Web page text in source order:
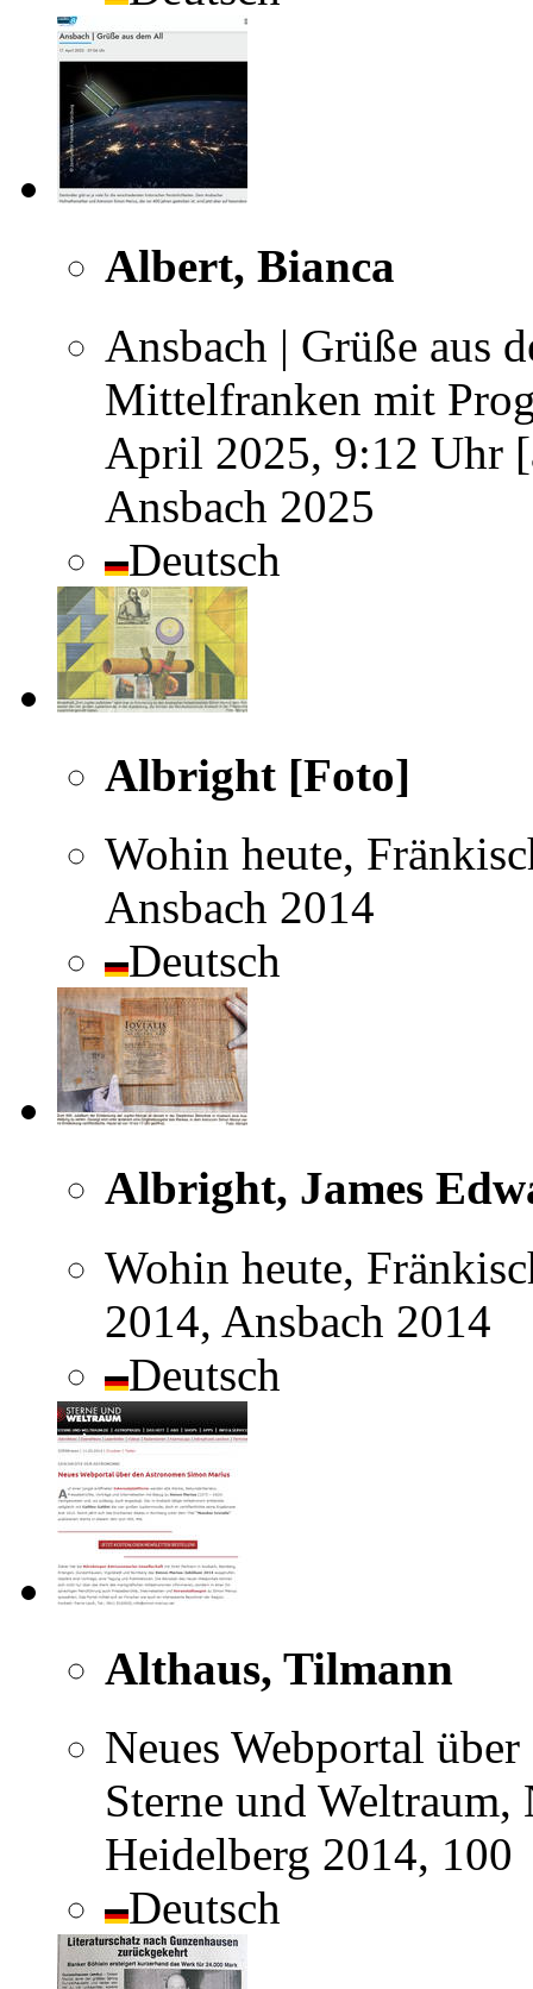
Albert, Bianca
Ansbach | Grüße aus
Mittelfranken mit
April 2025, 9:12 Uhr
Ansbach 2025
Deutsch
Albright [Foto]
Wohin heute,
Ansbach 2014
Deutsch
Albright, James
Wohin heute,
2014, Ansbach 2014
Deutsch
Althaus, Tilmann
Neues Webportal
Sterne und
Heidelberg 2014, 100
Deutsch